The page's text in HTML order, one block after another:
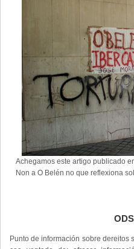
Achegamos este artigo publicado
Non a O Belén no que reflexiona
Punto de información sobre dereitos